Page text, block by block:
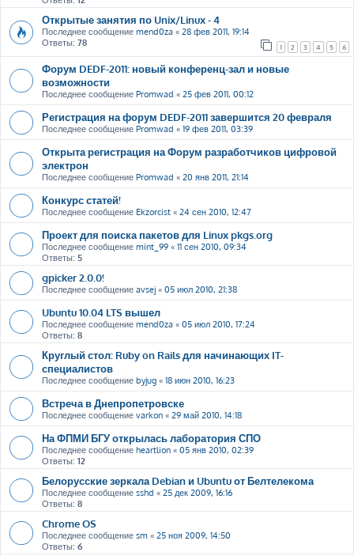
Открытые занятия по Unix/Linux - 4
Последнее сообщение mend0za « 28 фев 2011, 19:14
Ответы: 78 1 2 3 4 5 6
Форум DEDF-2011: новый конференц-зал и новые
возможности
Последнее сообщение Promwad « 25 фев 2011, 00:12
Регистрация на форум DEDF-2011 завершится 20 февраля
Последнее сообщение Promwad « 19 фев 2011, 03:39
Открыта регистрация на Форум разработчиков цифровой
электрон
Последнее сообщение Promwad « 20 янв 2011, 21:14
Конкурс статей!
Последнее сообщение Ekzorcist « 24 сен 2010, 12:47
Проект для поиска пакетов для Linux pkgs.org
Последнее сообщение mint_99 « 11 сен 2010, 09:34
Ответы: 5
gpicker 2.0.0!
Последнее сообщение avsej « 05 июл 2010, 21:38
Ubuntu 10.04 LTS вышел
Последнее сообщение mend0za « 05 июл 2010, 17:24
Ответы: 8
Круглый стол: Ruby on Rails для начинающих IT-
специалистов
Последнее сообщение byjug « 18 июн 2010, 16:23
Встреча в Днепропетровске
Последнее сообщение varkon « 29 май 2010, 14:18
На ФПМИ БГУ открылась лаборатория СПО
Последнее сообщение heartlion « 05 янв 2010, 02:39
Ответы: 12
Белорусские зеркала Debian и Ubuntu от Белтелекома
Последнее сообщение sshd « 25 дек 2009, 16:16
Ответы: 8
Chrome OS
Последнее сообщение sm « 25 ноя 2009, 14:50
Ответы: 6